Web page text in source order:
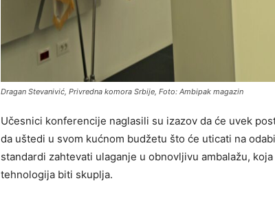
Dragan Stevanivić, Privredna komora Srbije, Foto: Ambipak magazin
Učesnici konferencije naglasili su izazov da će uvek
da uštedi u svom kućnom budžetu što će uticati na
standardi zahtevati ulaganje u obnovljivu ambalažu,
tehnologija biti skuplja.